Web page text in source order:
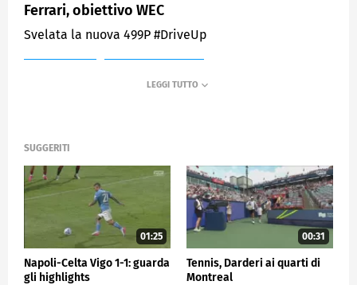
Ferrari, obiettivo WEC
Svelata la nuova 499P #DriveUp
SUGGERITI
01:25
Napoli-Celta Vigo 1-1: guarda
gli highlights
00:31
Tennis, Darderi ai quarti di
Montreal